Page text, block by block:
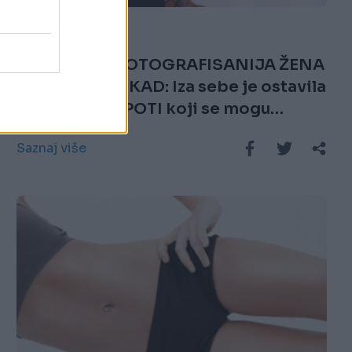
30.08.17. 18:13
BILA JE NAJFOTOGRAFISANIJA ŽENA
NA SVIJETU, IKAD: Iza sebe je ostavila
savjete o LJEPOTI koji se mogu
primijeniti i danas!
Saznaj više